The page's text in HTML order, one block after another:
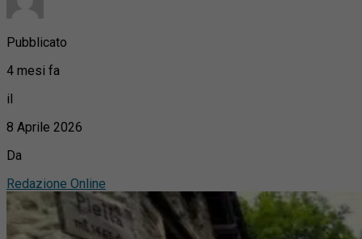
Pubblicato
4 mesi fa
il
8 Aprile 2026
Da
Redazione Online